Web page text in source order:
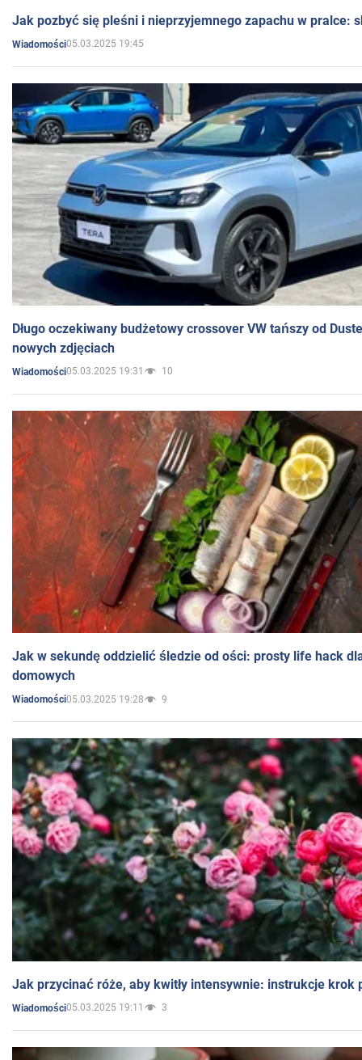
Jak pozbyć się pleśni i nieprzyjemnego zapachu w pralce:
Wiadomości05.03.2025 19:45
Długo oczekiwany budżetowy crossover VW tańszy od
nowych zdjęciach
Wiadomości05.03.2025 19:31 10
Jak w sekundę oddzielić śledzie od ości: prosty life hack
domowych
Wiadomości05.03.2025 19:28 9
Jak przycinać róże, aby kwitły intensywnie: instrukcje krok
Wiadomości05.03.2025 19:11 3